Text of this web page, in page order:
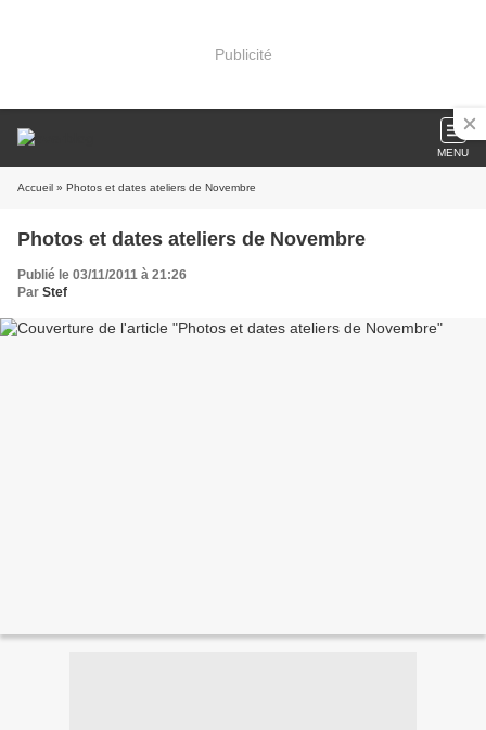
Publicité
MENU
Accueil » Photos et dates ateliers de Novembre
Photos et dates ateliers de Novembre
Publié le 03/11/2011 à 21:26
Par Stef